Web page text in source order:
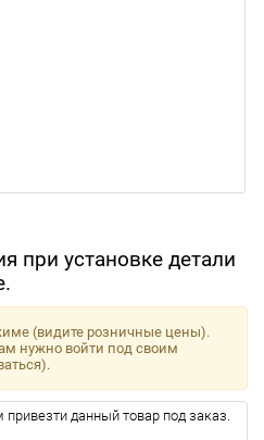
при установке детали
(видите розничные цены).
нужно войти под своим
данный товар под заказ.